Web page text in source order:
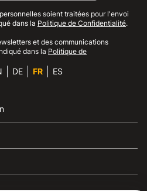
soient traitées pour l'envoi
dans la Politique de Confidentialité.
et des communications
dans la Politique de
DE FR ES